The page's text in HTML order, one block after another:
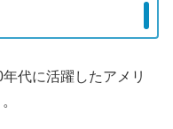
代に活躍したアメリ